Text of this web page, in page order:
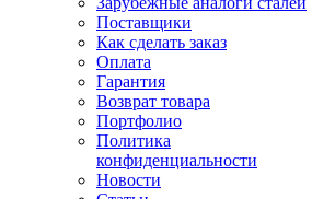
Поставщики
Как сделать заказ
Оплата
Гарантия
Возврат товара
Портфолио
Политика
конфиденциальности
Новости